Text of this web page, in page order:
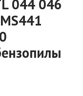
044 046